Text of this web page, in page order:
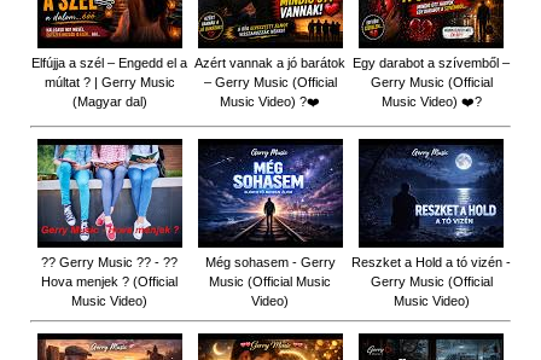
Elfújja a szél – Engedd el a
múltat ? | Gerry Music
(Magyar dal)
Azért vannak a jó barátok
– Gerry Music (Official
Music Video) ?❤️
Egy darabot a szívemből –
Gerry Music (Official
Music Video) ❤️?
?? Gerry Music ?? - ??
Hova menjek ? (Official
Music Video)
Még sohasem - Gerry
Music (Official Music
Video)
Reszket a Hold a tó vizén -
Gerry Music (Official
Music Video)